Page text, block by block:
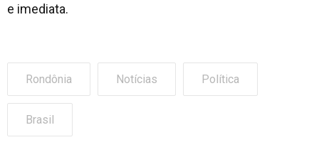
e imediata.
Rondônia Notícias Política
Brasil